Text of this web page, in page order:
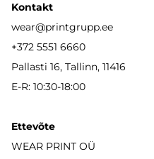
Kontakt
wear@printgrupp.ee
+372 5551 6660
Pallasti 16, Tallinn, 11416
E-R: 10:30-18:00
Ettevõte
WEAR PRINT OÜ